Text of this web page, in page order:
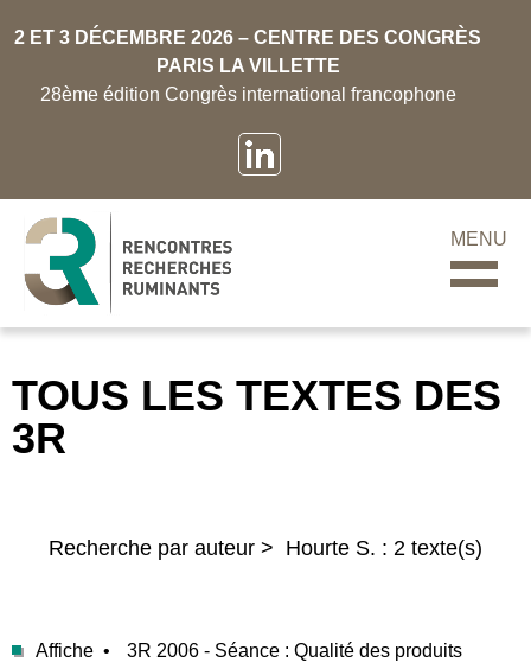
2 ET 3 DÉCEMBRE 2026 – CENTRE DES CONGRÈS
PARIS LA VILLETTE
28ème édition Congrès international francophone
MENU
TOUS LES TEXTES DES
3R
Recherche par auteur > Hourte S. : 2 texte(s)
Affiche • 3R 2006 - Séance : Qualité des produits